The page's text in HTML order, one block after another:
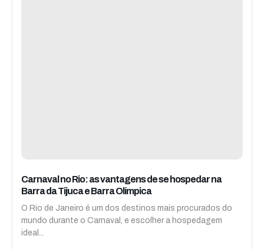
Carnaval no Rio: as vantagens de se hospedar na
Barra da Tijuca e Barra Olímpica
O Rio de Janeiro é um dos destinos mais procurados do
mundo durante o Carnaval, e escolher a hospedagem
ideal...